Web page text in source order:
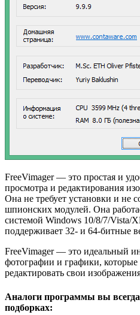
FreeVimager — это простая и
просмотра и редактирования
Она не требует установки и не
шпионских модулей. Она
системой Windows 10/8/7/Vista/
поддерживает 32- и 64-битные
FreeVimager — это идеальный
фотографии и графики, которые
редактировать свои
Аналоги программы вы
подборках: